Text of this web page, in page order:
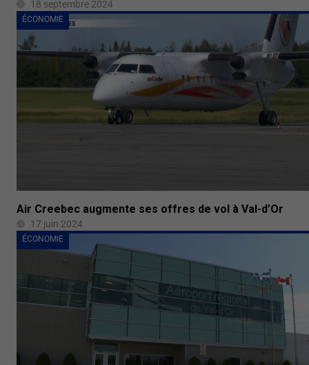
18 septembre 2024
ÉCONOMIE
Air Creebec augmente ses offres de vol à Val-d’Or
17 juin 2024
ÉCONOMIE